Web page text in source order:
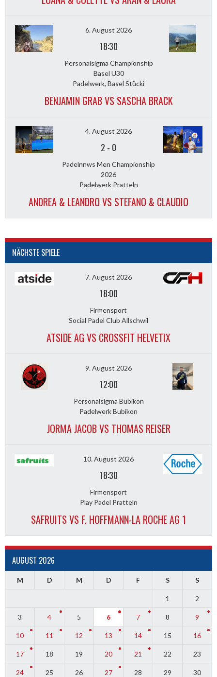
6. August 2026
18:30
Personalsigma Championship
Basel U30
Padelwerk, Basel Stücki
BENJAMIN GRAB VS SASCHA BRACK
4. August 2026
2 - 0
Padelnnws Men Championship
2026
Padelwerk Pratteln
ANDREA & LEANDRO VS STEFANO & CLAUDIO
NÄCHSTE SPIELE
7. August 2026
18:00
Firmensport
Social Padel Club Allschwil
ATSIDE AG VS CROSSFIT HELVETIX
9. August 2026
12:00
Personalsigma Bubikon
Padelwerk Bubikon
JORMA JACOB VS THOMAS REISER
10. August 2026
18:30
Firmensport
Play Padel Pratteln
SAFRUITS VS F. HOFFMANN-LA ROCHE AG 1
AUGUST 2026
M D M D F S S
1 2
3 4 5 6 7 8 9
10 11 12 13 14 15 16
17 18 19 20 21 22 23
24 25 26 27 28 29 30